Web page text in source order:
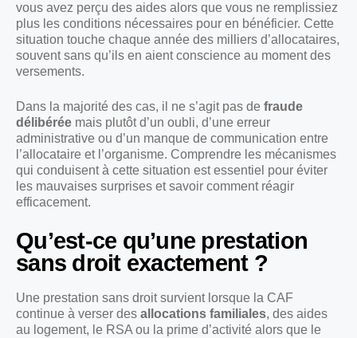
vous avez perçu des aides alors que vous ne remplissiez
plus les conditions nécessaires pour en bénéficier. Cette
situation touche chaque année des milliers d’allocataires,
souvent sans qu’ils en aient conscience au moment des
versements.
Dans la majorité des cas, il ne s’agit pas de fraude
délibérée mais plutôt d’un oubli, d’une erreur
administrative ou d’un manque de communication entre
l’allocataire et l’organisme. Comprendre les mécanismes
qui conduisent à cette situation est essentiel pour éviter
les mauvaises surprises et savoir comment réagir
efficacement.
Qu’est-ce qu’une prestation
sans droit exactement ?
Une prestation sans droit survient lorsque la CAF
continue à verser des allocations familiales, des aides
au logement, le RSA ou la prime d’activité alors que le